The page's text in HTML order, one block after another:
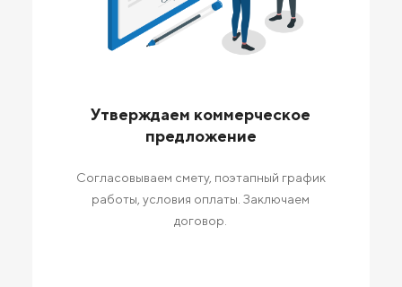
Утверждаем коммерческое
предложение
Согласовываем смету, поэтапный график
работы, условия оплаты. Заключаем
договор.